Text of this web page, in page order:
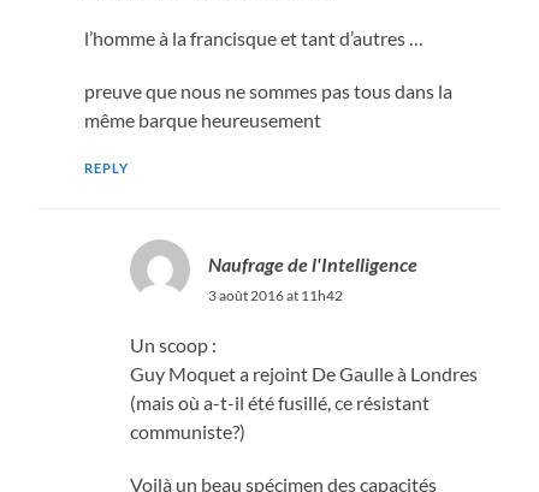
l’homme à la francisque et tant d’autres …
preuve que nous ne sommes pas tous dans la
même barque heureusement
REPLY
Naufrage de l'Intelligence
3 août 2016 at 11h42
Un scoop :
Guy Moquet a rejoint De Gaulle à Londres
(mais où a-t-il été fusillé, ce résistant
communiste?)
Voilà un beau spécimen des capacités